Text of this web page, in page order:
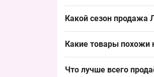
эластаном и иной
Какой сезон продажа
ассортимент и
Какие товары похожи
Что лучше всего